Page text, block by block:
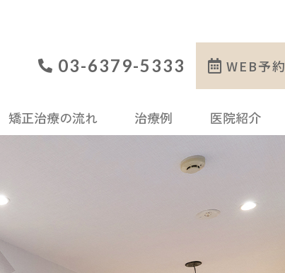
03-6379-5333 WEB予約
矯正治療の流れ
治療例
医院紹介